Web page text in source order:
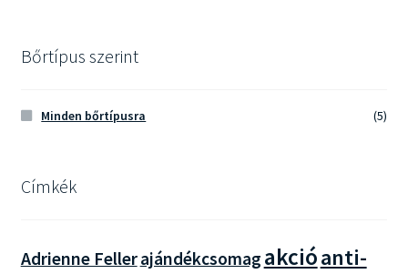
Bőrtípus szerint
Minden bőrtípusra (5)
Címkék
Adrienne Fellerajándékcsomag akcióanti-